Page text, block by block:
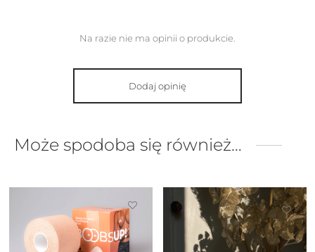
Na razie nie ma opinii o produkcie.
Dodaj opinię
Może spodoba się również…